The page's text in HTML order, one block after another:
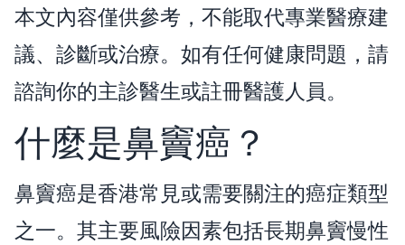
本文內容僅供參考，不能取代專業醫療建
議、診斷或治療。如有任何健康問題，請
諮詢你的主診醫生或註冊醫護人員。
什麼是鼻竇癌？
鼻竇癌是香港常見或需要關注的癌症類型
之一。其主要風險因素包括長期鼻竇慢性